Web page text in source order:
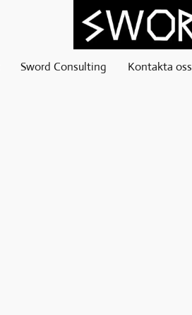
Sword Consulting Kontakta oss